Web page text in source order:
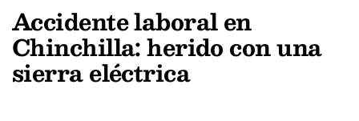
Accidente laboral en
Chinchilla: herido con una
sierra eléctrica